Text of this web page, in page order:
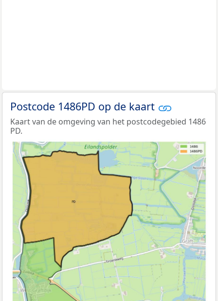
Postcode 1486PD op de kaart
Kaart van de omgeving van het postcodegebied 1486
PD.